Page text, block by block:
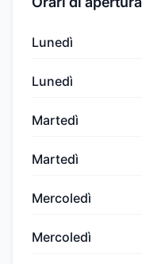
Lunedì
Lunedì
Martedì
Martedì
Mercoledì
Mercoledì